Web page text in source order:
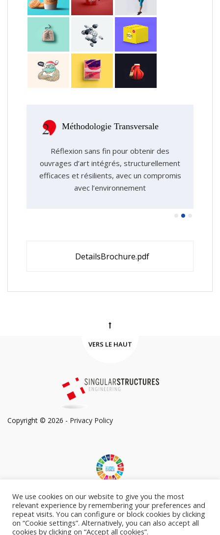
Méthodologie Transversale
Réflexion sans fin pour obtenir des
ouvrages d’art intégrés, structurellement
efficaces et résilients, avec un compromis
avec l’environnement
DetailsBrochure.pdf
VERS LE HAUT
Copyright © 2026 - Privacy Policy
Engagé avec les Objectifs de Développement Durable
We use cookies on our website to give you the most
relevant experience by remembering your preferences and
repeat visits. You can configure or block cookies by clicking
on “Cookie settings”. Alternatively, you can also accept all
cookies by clicking on “Accept all cookies”.